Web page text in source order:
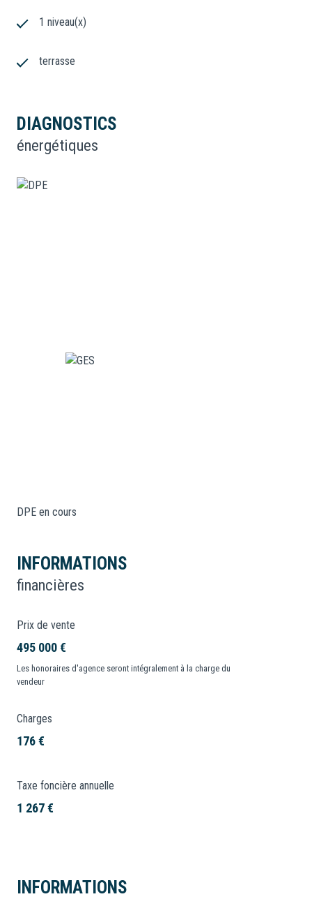
1 niveau(x)
terrasse
DIAGNOSTICS
énergétiques
DPE en cours
INFORMATIONS
financières
Prix de vente
495 000 €
Les honoraires d'agence seront intégralement à la charge du
vendeur
Charges
176 €
Taxe foncière annuelle
1 267 €
INFORMATIONS